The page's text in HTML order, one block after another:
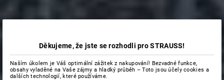
Děkujeme, že jste se rozhodli pro STRAUSS!
Naším úkolem je Váš optimální zážitek z nakupování! Bezvadné funkce,
obsahy vyladěné na Vaše zájmy a hladký průběh – Toto jsou účely cookies a
dalších technologií, které používáme.